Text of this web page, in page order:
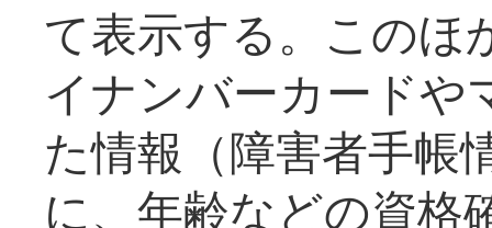
て表示する。このほ
イナンバーカードや
た情報（障害者手帳
に、年齢などの資格